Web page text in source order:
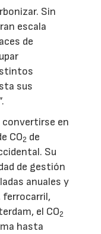
Sin
escala
de
sus
convertirse en
CO2 de
Su
de gestión
anuales y
ferrocarril,
el CO2
hasta